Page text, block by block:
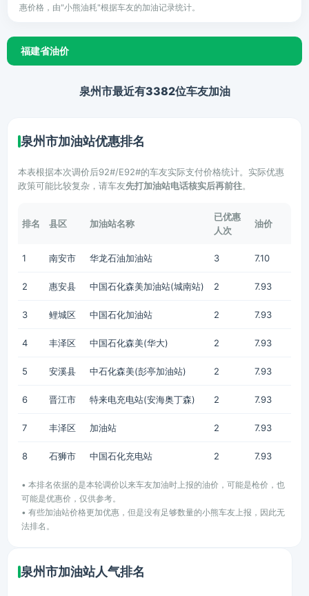
惠价格，由"小熊油耗"根据车友的加油记录统计。
福建省油价
泉州市最近有3382位车友加油
泉州市加油站优惠排名
本表根据本次调价后92#/E92#的车友实际支付价格统计。实际优惠
政策可能比较复杂，请车友先打加油站电话核实后再前往。
排名 县区 加油站名称
已优惠
人次
油价
1 南安市 华龙石油加油站 3 7.10
2 惠安县 中国石化森美加油站(城南站) 2 7.93
3 鲤城区 中国石化加油站 2 7.93
4 丰泽区 中国石化森美(华大) 2 7.93
5 安溪县 中石化森美(彭亭加油站) 2 7.93
6 晋江市 特来电充电站(安海奥丁森) 2 7.93
7 丰泽区 加油站 2 7.93
8 石狮市 中国石化充电站 2 7.93
• 本排名依据的是本轮调价以来车友加油时上报的油价，可能是枪价，也
可能是优惠价，仅供参考。
• 有些加油站价格更加优惠，但是没有足够数量的小熊车友上报，因此无
法排名。
泉州市加油站人气排名